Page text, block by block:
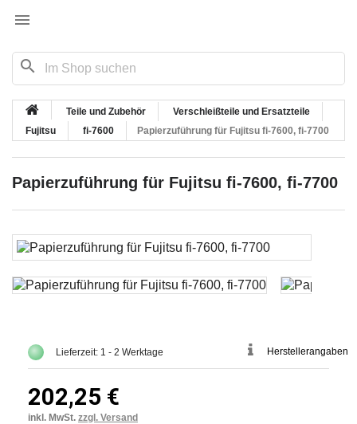

search
Teile und Zubehör
Verschleißteile und Ersatzteile
Fujitsu
fi-7600 Papierzuführung für Fujitsu fi-7600, fi-7700
Papierzuführung für Fujitsu fi-7600, fi-7700
Lieferzeit: 1 - 2 Werktage Herstellerangaben
202,25 €
inkl. MwSt. zzgl. Versand